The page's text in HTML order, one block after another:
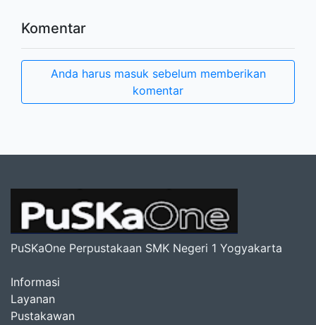
Komentar
Anda harus masuk sebelum memberikan
komentar
PuSKaOne Perpustakaan SMK Negeri 1 Yogyakarta
Informasi
Layanan
Pustakawan